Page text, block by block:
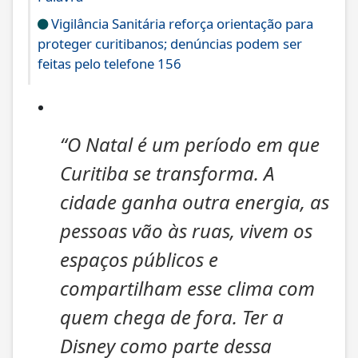
Vigilância Sanitária reforça orientação para
proteger curitibanos; denúncias podem ser
feitas pelo telefone 156
“O Natal é um período em que
Curitiba se transforma. A
cidade ganha outra energia, as
pessoas vão às ruas, vivem os
espaços públicos e
compartilham esse clima com
quem chega de fora. Ter a
Disney como parte dessa